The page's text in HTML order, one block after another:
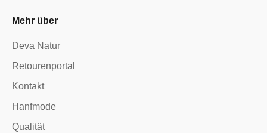
Mehr über
Deva Natur
Retourenportal
Kontakt
Hanfmode
Qualität